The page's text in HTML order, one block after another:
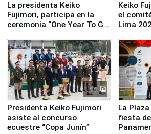
La presidenta Keiko
Fujimori, participa en la
ceremonia “One Year To Go
Keiko
el
Lima
11
Presidenta Keiko Fujimori
asiste al concurso
ecuestre “Copa Junín”
La
fiesta